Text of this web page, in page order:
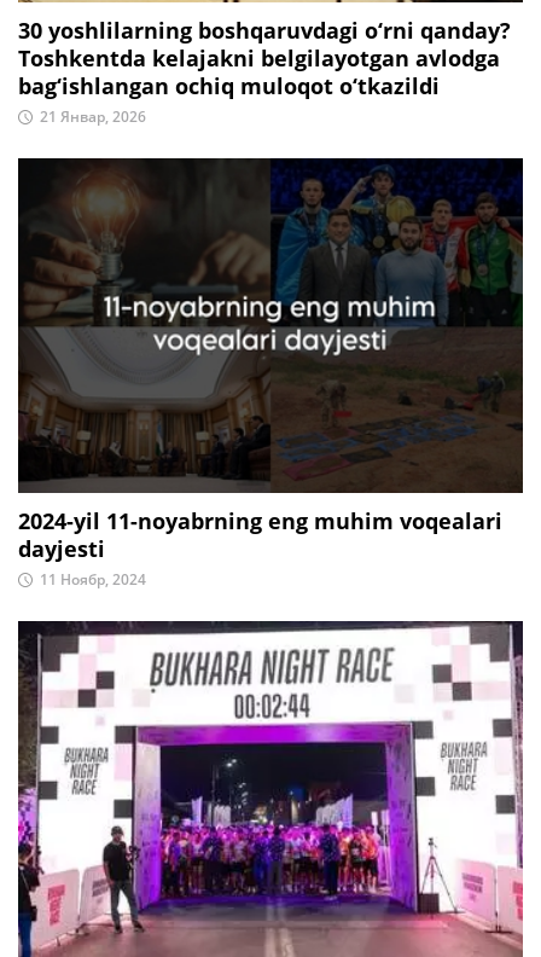
30 yoshlilarning boshqaruvdagi o‘rni qanday?
Toshkentda kelajakni belgilayotgan avlodga
bag‘ishlangan ochiq muloqot o‘tkazildi
21 Январ, 2026
2024-yil 11-noyabrning eng muhim voqealari
dayjesti
11 Ноябр, 2024